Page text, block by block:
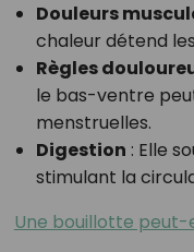
Douleurs
chaleur détend
Règles
le bas-ventre
menstruelles.
Digestion : Elle
stimulant la
Une bouillotte peut-